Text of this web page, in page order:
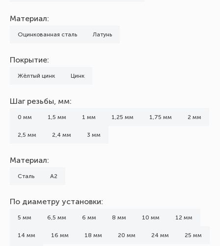
Материал:
Оцинкованная сталь Латунь
Покрытие:
Жёлтый цинк Цинк
Шаг резьбы, мм:
0 мм 1,5 мм 1 мм 1,25 мм 1,75 мм 2 мм
2,5 мм 2,4 мм 3 мм
Материал:
Сталь А2
По диаметру установки:
5 мм 6,5 мм 6 мм 8 мм 10 мм 12 мм
14 мм 16 мм 18 мм 20 мм 24 мм 25 мм